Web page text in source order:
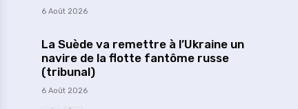
6 Août 2026
La Suède va remettre à l’Ukraine un
navire de la flotte fantôme russe
(tribunal)
6 Août 2026